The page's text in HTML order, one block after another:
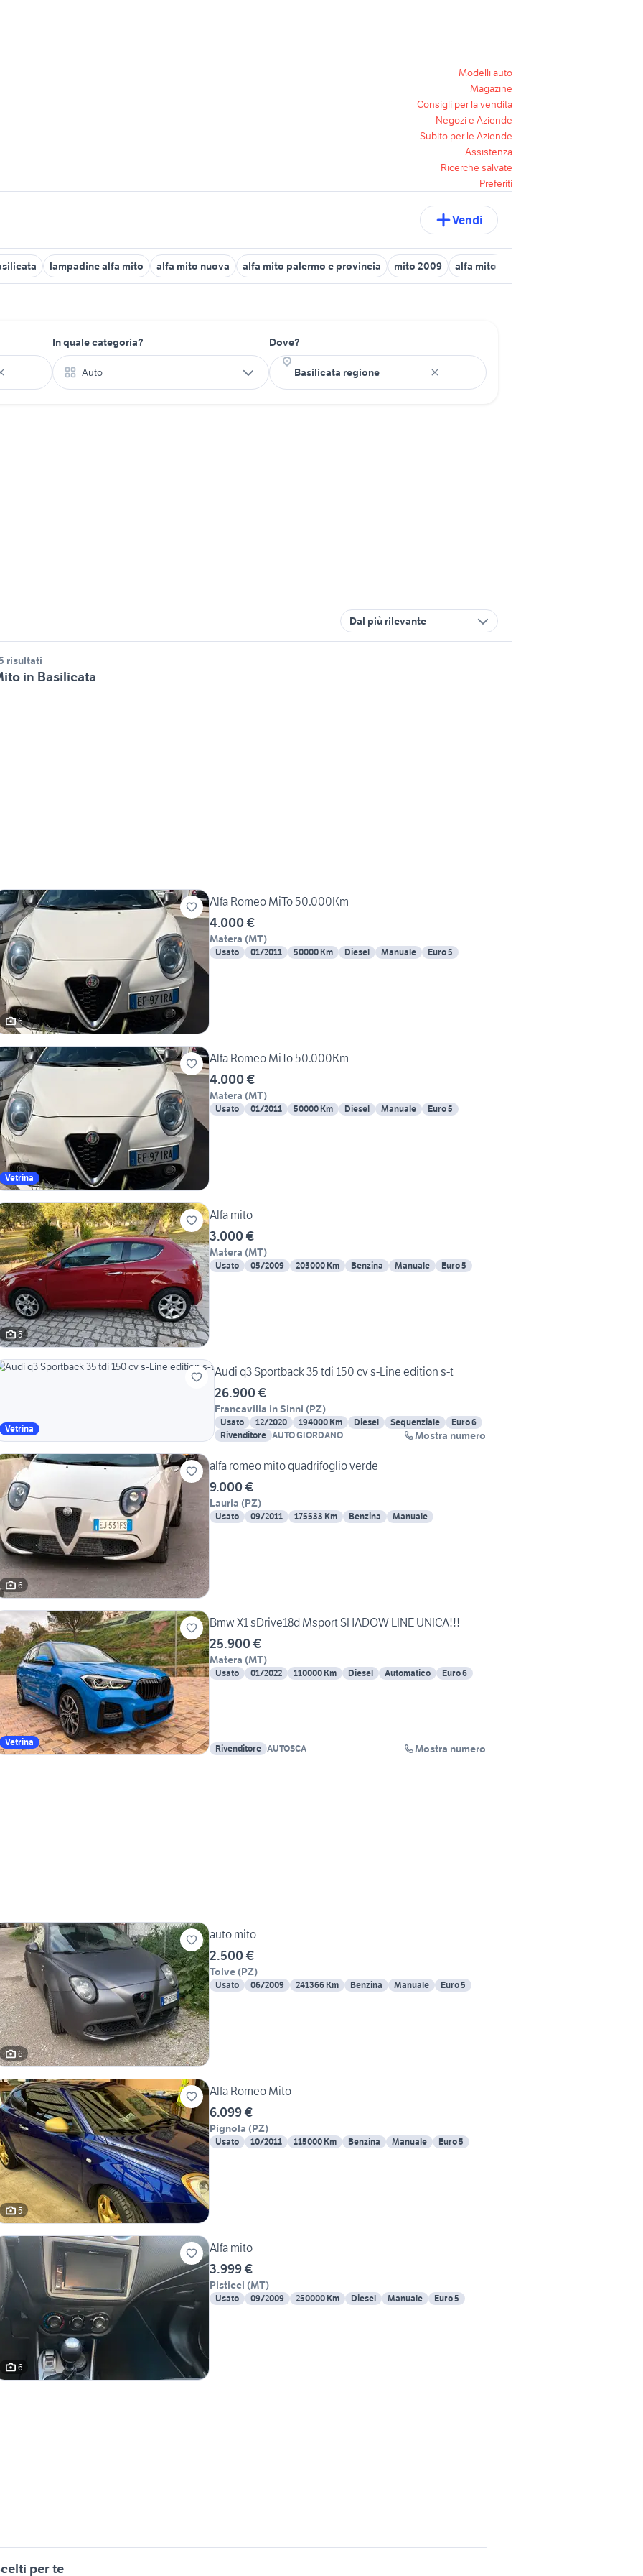
Modelli auto
Magazine
Consigli per la vendita
Negozi e Aziende
Subito per le Aziende
Assistenza
Ricerche salvate
Preferiti
Vendi
lampadine alfa mito alfa mito nuova alfa mito palermo e provincia mito 2009 alfa mito usata
In quale categoria?
Auto
Dove?
Dal più rilevante
risultati
in Basilicata
6
Alfa Romeo MiTo 50.000Km
4.000 €
Matera (MT)
Usato 01/2011 50000 Km Diesel Manuale Euro 5
Vetrina
Alfa Romeo MiTo 50.000Km
4.000 €
Matera (MT)
Usato 01/2011 50000 Km Diesel Manuale Euro 5
5
Alfa mito
3.000 €
Matera (MT)
Usato 05/2009 205000 Km Benzina Manuale Euro 5
Vetrina
Audi q3 Sportback 35 tdi 150 cv s-Line edition s-t
26.900 €
Francavilla in Sinni (PZ)
Usato 12/2020 194000 Km Diesel Sequenziale
Euro 6
Rivenditore AUTO GIORDANO Mostra numero
6
alfa romeo mito quadrifoglio verde
9.000 €
Lauria (PZ)
Usato 09/2011 175533 Km Benzina Manuale
Vetrina
Bmw X1 sDrive18d Msport SHADOW LINE UNICA!!!
25.900 €
Matera (MT)
Usato 01/2022 110000 Km Diesel Automatico Euro 6
Rivenditore AUTOSCA Mostra numero
6
auto mito
2.500 €
Tolve (PZ)
Usato 06/2009 241366 Km Benzina Manuale Euro 5
5
Alfa Romeo Mito
6.099 €
Pignola (PZ)
Usato 10/2011 115000 Km Benzina Manuale Euro 5
6
Alfa mito
3.999 €
Pisticci (MT)
Usato 09/2009 250000 Km Diesel Manuale Euro 5
per te